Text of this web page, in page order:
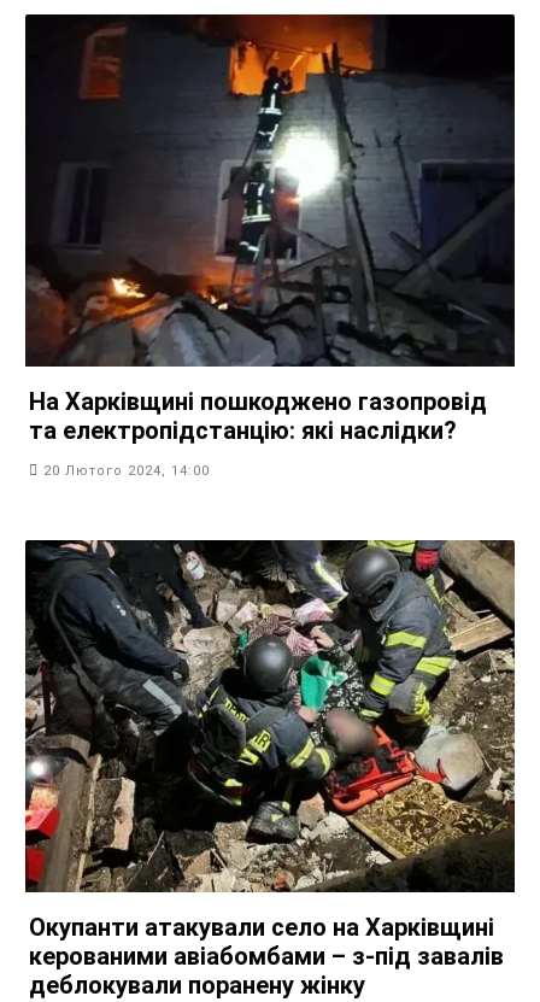
На Харківщині пошкоджено газопровід
та електропідстанцію: які наслідки?
20 Лютого 2024, 14:00
Окупанти атакували село на Харківщині
керованими авіабомбами – з-під завалів
деблокували поранену жінку